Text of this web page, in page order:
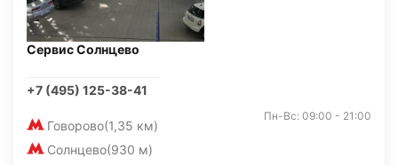
Сервис Солнцево
+7 (495) 125-38-41
Говорово(1,35 км)
Солнцево(930 м)
Пн-Вс: 09:00 - 21:00